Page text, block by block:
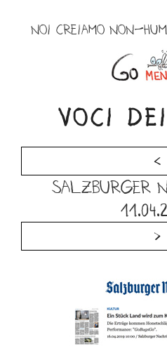
NOI CREIAMO NON-
VOCI
<
Salzburger
>